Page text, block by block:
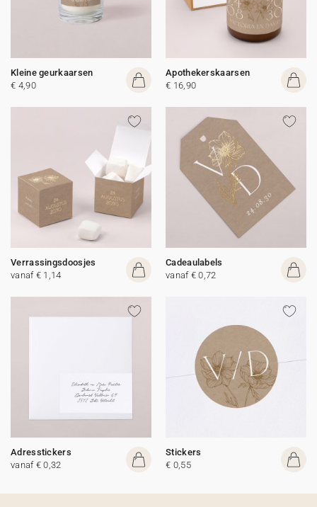
Kleine geurkaarsen
€ 4,90
Apothekerskaarsen
€ 16,90
Verrassingsdoosjes
vanaf € 1,14
Cadeaulabels
vanaf € 0,72
Adresstickers
vanaf € 0,32
Stickers
€ 0,55